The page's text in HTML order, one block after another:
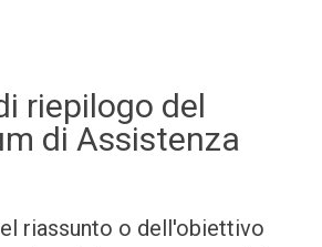
riepilogo del
di Assistenza
riassunto o dell'obiettivo